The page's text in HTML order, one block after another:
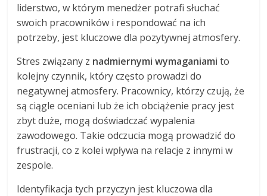
liderstwo, w którym menedżer potrafi słuchać
swoich pracowników i respondować na ich
potrzeby, jest kluczowe dla pozytywnej atmosfery.
Stres związany z nadmiernymi wymaganiami to
kolejny czynnik, który często prowadzi do
negatywnej atmosfery. Pracownicy, którzy czują, że
są ciągle oceniani lub że ich obciążenie pracy jest
zbyt duże, mogą doświadczać wypalenia
zawodowego. Takie odczucia mogą prowadzić do
frustracji, co z kolei wpływa na relacje z innymi w
zespole.
Identyfikacja tych przyczyn jest kluczowa dla